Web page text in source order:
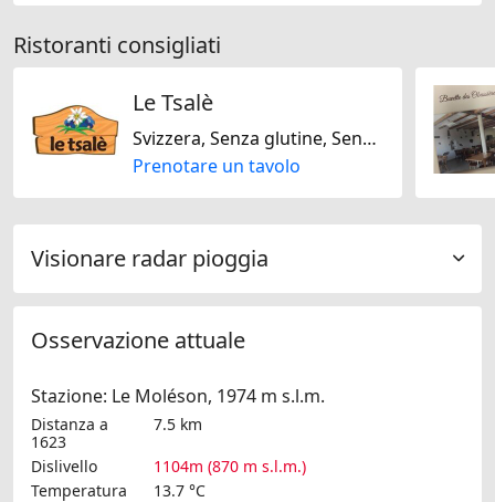
Ristoranti consigliati
Le Tsalè
Svizzera, Senza glutine, Senza lattosio, Regionale, Stagionale
Prenotare un tavolo
Visionare radar pioggia
Osservazione attuale
Stazione: Le Moléson, 1974 m s.l.m.
Distanza a
1623
7.5 km
Dislivello
1104m (870 m s.l.m.)
Temperatura
13.7 °C